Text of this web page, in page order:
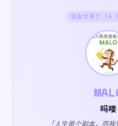
朋友分享了 TA
吗喽
「人生是个副本，而